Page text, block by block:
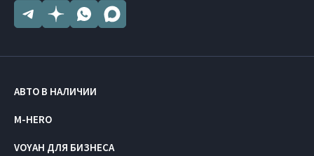
АВТО В НАЛИЧИИ
M-HERO
VOYAH ДЛЯ БИЗНЕСА